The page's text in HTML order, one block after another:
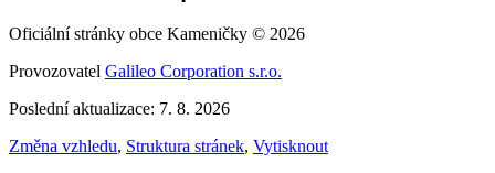
Oficiální stránky obce Kameničky © 2026
Provozovatel Galileo Corporation s.r.o.
Poslední aktualizace: 7. 8. 2026
Změna vzhledu, Struktura stránek, Vytisknout